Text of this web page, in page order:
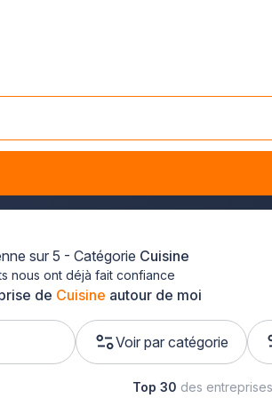
votre espace cuisineavec l'aide
projet cuisine? Parcourez notre
de Cuisine autour de moi
Voir par catégorie
sur 5 - Catégorie Cuisine
nous ont déjà fait confiance
Top 30 des